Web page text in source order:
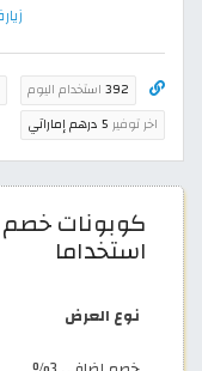
392 استخدام اليوم
اخر توفير 5 درهم إماراتي
كوبونات خصم
استخداما
نوع العرض